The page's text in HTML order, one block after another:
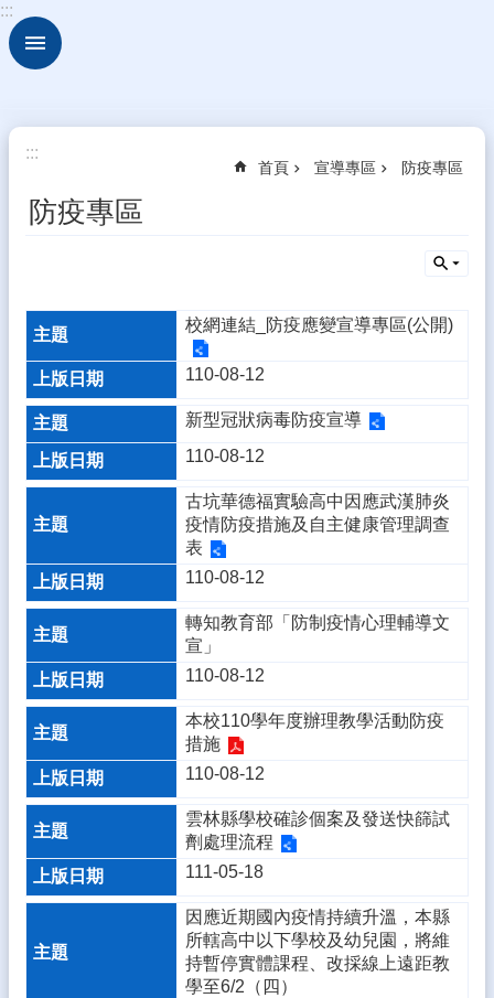
跳到主要內容區塊
進
關
古
坑
行
織
校
園
動
態
務
E
化
學
生
專
區
宣
導
專
區
相
關
結
:::
:::
首頁 宣導專區 防疫專區
防疫專區
校網連結_防疫應變宣導專區(公開)
110-08-12
新型冠狀病毒防疫宣導
110-08-12
古坑華德福實驗高中因應武漢肺炎
疫情防疫措施及自主健康管理調查
表
110-08-12
轉知教育部「防制疫情心理輔導文
宣」
110-08-12
本校110學年度辦理教學活動防疫
措施
110-08-12
雲林縣學校確診個案及發送快篩試
劑處理流程
111-05-18
因應近期國內疫情持續升溫，本縣
所轄高中以下學校及幼兒園，將維
持暫停實體課程、改採線上遠距教
學至6/2（四）